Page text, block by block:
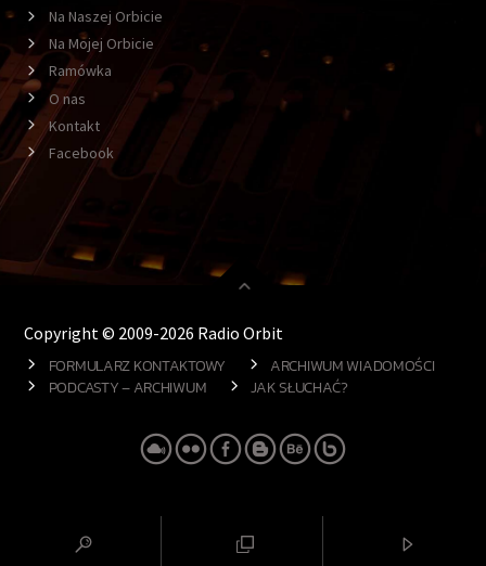
Na Naszej Orbicie
Na Mojej Orbicie
Ramówka
O nas
Kontakt
Facebook
Copyright © 2009-2026 Radio Orbit
FORMULARZ KONTAKTOWY
ARCHIWUM WIADOMOŚCI
PODCASTY – ARCHIWUM
JAK SŁUCHAĆ?